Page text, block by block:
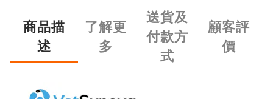
商品描
述
了解更
多
送貨及
付款方
式
顧客評
價